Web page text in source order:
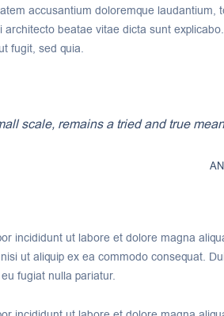
accusantium doloremque laudantium,
beatae vitae dicta sunt
fugit, sed quia.
scale, remains a tried and true
incididunt ut labore et dolore magna
ut aliquip ex ea commodo consequat.
fugiat nulla pariatur.